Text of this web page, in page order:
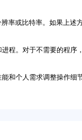
率或比特率。如果上述
程。对于不需要的程
和个人需求调整操作细